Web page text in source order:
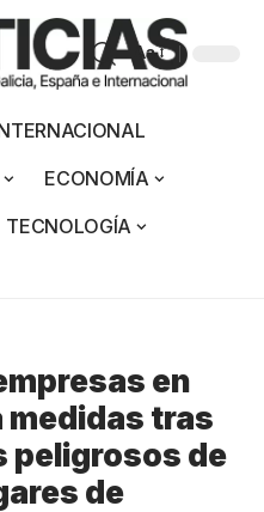
Aa
ECONOMÍA
TECNOLOGÍA
en
medidas tras
peligrosos de
de